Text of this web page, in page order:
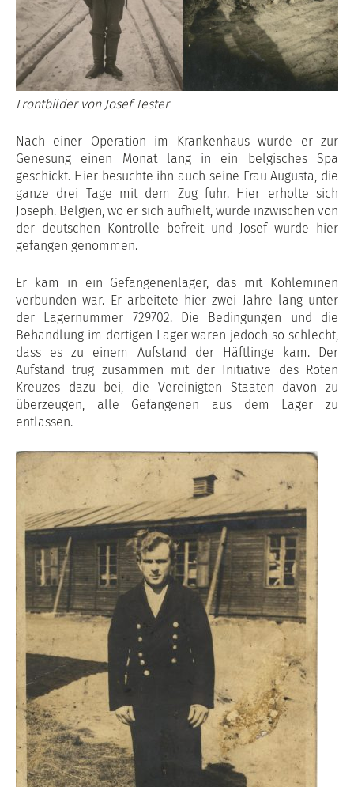
Frontbilder von Josef Tester
Nach einer Operation im Krankenhaus wurde er zur
Genesung einen Monat lang in ein belgisches Spa
geschickt. Hier besuchte ihn auch seine Frau Augusta, die
ganze drei Tage mit dem Zug fuhr. Hier erholte sich
Joseph. Belgien, wo er sich aufhielt, wurde inzwischen von
der deutschen Kontrolle befreit und Josef wurde hier
gefangen genommen.
Er kam in ein Gefangenenlager, das mit Kohleminen
verbunden war. Er arbeitete hier zwei Jahre lang unter
der Lagernummer 729702. Die Bedingungen und die
Behandlung im dortigen Lager waren jedoch so schlecht,
dass es zu einem Aufstand der Häftlinge kam. Der
Aufstand trug zusammen mit der Initiative des Roten
Kreuzes dazu bei, die Vereinigten Staaten davon zu
überzeugen, alle Gefangenen aus dem Lager zu
entlassen.